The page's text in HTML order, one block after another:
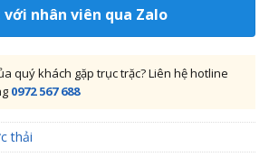
với nhân viên qua Zalo
quý khách gặp trục trặc? Liên hệ hotline
0972 567 688
thải